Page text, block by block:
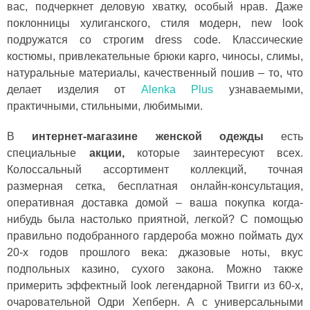
вас, подчеркнет деловую хватку, особый нрав. Даже
поклонницы хулиганского, стиля модерн, new look
подружатся со строгим dress code. Классические
костюмы, привлекательные брюки карго, чиносы, слимы,
натуральные материалы, качественный пошив – то, что
делает изделия от Alenka Plus узнаваемыми,
практичными, стильными, любимыми.
В интернет-магазине женской одежды
есть
специальные акции,которые заинтересуют всех.
Колоссальный ассортимент коллекций, точная
размерная сетка, бесплатная онлайн-консультация,
оперативная доставка домой – ваша покупка когда-
нибудь была настолько приятной, легкой? С помощью
правильно подобранного гардероба можно поймать дух
20-х годов прошлого века: джазовые ноты, вкус
подпольных казино, сухого закона. Можно также
примерить эффектный look легендарной Твигги из 60-х,
очаровательной Одри Хепберн. А с универсальными